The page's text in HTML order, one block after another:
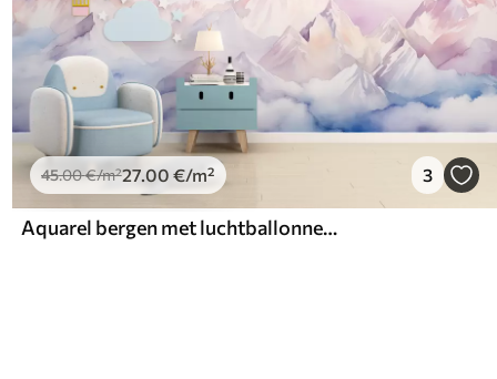
45.00€/m²27.00 €/m² 3
Aquarel bergen met luchtballonnen, etherisch